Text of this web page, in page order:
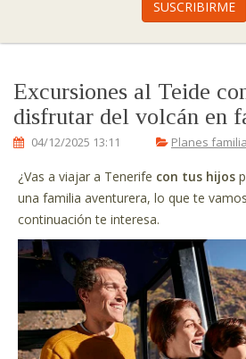
Excursiones al Teide
disfrutar del volcán en
04/12/2025 13:11 Planes
¿Vas a viajar a Tenerife con tus hijos
una familia aventurera, lo que te
continuación te interesa.